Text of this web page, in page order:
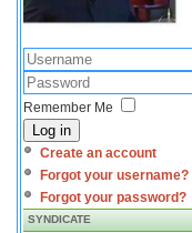
Remember Me
Log in
Create an account
Forgot your username?
Forgot your password?
SYNDICATE